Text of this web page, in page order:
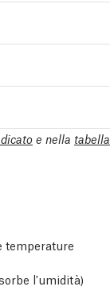
e nella tabella
temperature
l'umidità)